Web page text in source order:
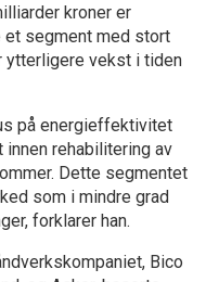
kroner er
segment med stort
ytterligere vekst i tiden
på energieffektivitet
rehabilitering av
Dette segmentet
som i mindre grad
forklarer han.
Bico